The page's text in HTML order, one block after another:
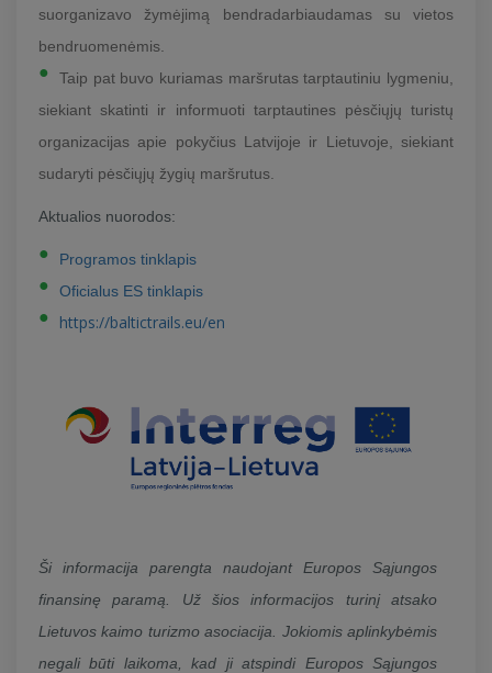
suorganizavo žymėjimą bendradarbiaudamas su vietos
bendruomenėmis.
Taip pat buvo kuriamas maršrutas tarptautiniu lygmeniu,
siekiant skatinti ir informuoti tarptautines pėsčiųjų turistų
organizacijas apie pokyčius Latvijoje ir Lietuvoje, siekiant
sudaryti pėsčiųjų žygių maršrutus.
Aktualios nuorodos:
Programos tinklapis
Oficialus ES tinklapis
https://baltictrails.eu/en
Ši informacija parengta naudojant Europos Sąjungos
finansinę paramą. Už šios informacijos turinį atsako
Lietuvos kaimo turizmo asociacija. Jokiomis aplinkybėmis
negali būti laikoma, kad ji atspindi Europos Sąjungos